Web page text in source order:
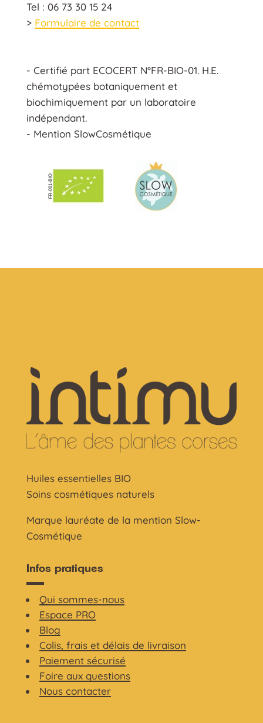
Tel : 06 73 30 15 24
> Formulaire de contact
- Certifié part ECOCERT N°FR-BIO-01. H.E.
chémotypées botaniquement et
biochimiquement par un laboratoire
indépendant.
- Mention SlowCosmétique
Huiles essentielles BIO
Soins cosmétiques naturels
Marque lauréate de la mention Slow-
Cosmétique
Infos pratiques
Qui sommes-nous
Espace PRO
Blog
Colis, frais et délais de livraison
Paiement sécurisé
Foire aux questions
Nous contacter